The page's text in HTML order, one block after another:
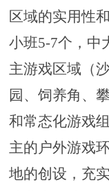
区域的实用性
小班5-7个，中
主游戏区域（
园、饲养角、
和常态化游戏
主的户外游戏
地的创设，充